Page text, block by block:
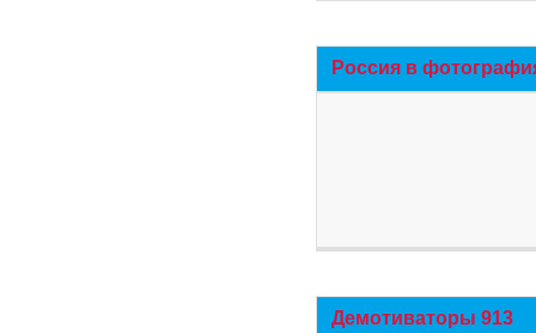
Россия в
Демотиваторы 913